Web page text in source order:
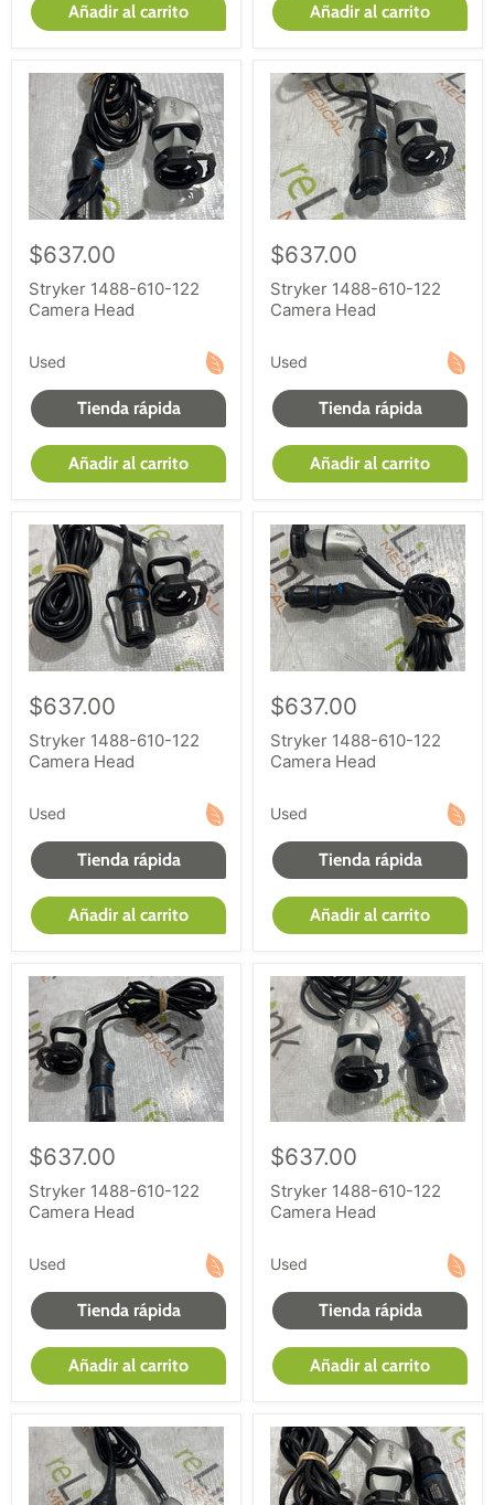
Añadir al carrito Añadir al carrito
$637.00
Stryker 1488-610-122
Camera Head
Used
Tienda rápida
Añadir al carrito
$637.00
Stryker 1488-610-122
Camera Head
Used
Tienda rápida
Añadir al carrito
$637.00
Stryker 1488-610-122
Camera Head
Used
Tienda rápida
Añadir al carrito
$637.00
Stryker 1488-610-122
Camera Head
Used
Tienda rápida
Añadir al carrito
$637.00
Stryker 1488-610-122
Camera Head
Used
Tienda rápida
Añadir al carrito
$637.00
Stryker 1488-610-122
Camera Head
Used
Tienda rápida
Añadir al carrito